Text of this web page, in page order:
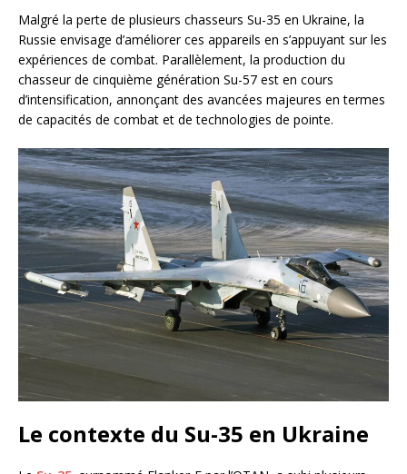
Malgré la perte de plusieurs chasseurs Su-35 en Ukraine, la
Russie envisage d’améliorer ces appareils en s’appuyant sur les
expériences de combat. Parallèlement, la production du
chasseur de cinquième génération Su-57 est en cours
d’intensification, annonçant des avancées majeures en termes
de capacités de combat et de technologies de pointe.
Le contexte du Su-35 en Ukraine